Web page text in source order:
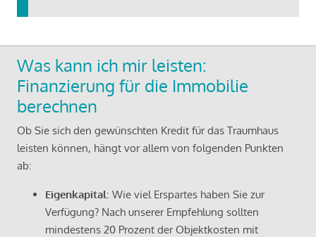
Was kann ich mir leisten:
Finanzierung für die Immobilie
berechnen
Ob Sie sich den gewünschten Kredit für das Traumhaus
leisten können, hängt vor allem von folgenden Punkten
ab:
Eigenkapital: Wie viel Erspartes haben Sie zur
Verfügung? Nach unserer Empfehlung sollten
mindestens 20 Prozent der Objektkosten mit